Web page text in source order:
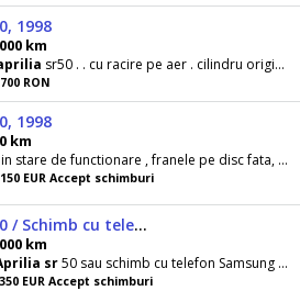
1998
km
sr50 . . cu racire pe aer . cilindru original . kit xenon etc mai multe det
RON
1998
km
in stare de functionare , franele pe disc fata, spate, acte in regula . aspectul fizic
EUR Accept schimburi
Aprilia SR50 / Schimb cu telefon
km
sr50 sau schimb cu telefon Samsung Galaxy S4 sau Iphone 5 ambele
EUR Accept schimburi